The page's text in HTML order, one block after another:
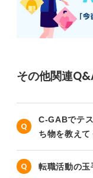
その他関連
C-GABでテ
ち物を教えて
転職活動の玉